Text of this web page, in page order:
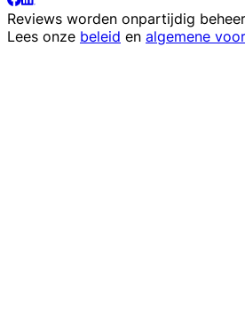
Reviews worden onpartijdig
Lees onze beleid en algemene